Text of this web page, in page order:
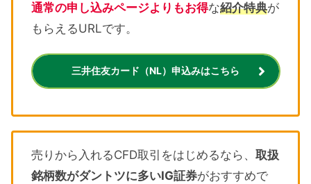
通常の申し込みページよりもお得な紹介特典が
もらえるURLです。
三井住友カード（NL）申込みはこちら
売りから入れるCFD取引をはじめるなら、 取扱
銘柄数がダントツに多いIG証券がおすすめで